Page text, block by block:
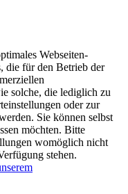
Webseiten-
die für den Betrieb der
solche, die lediglich zu
oder zur
Sie können selbst
möchten. Bitte
womöglich nicht
stehen.